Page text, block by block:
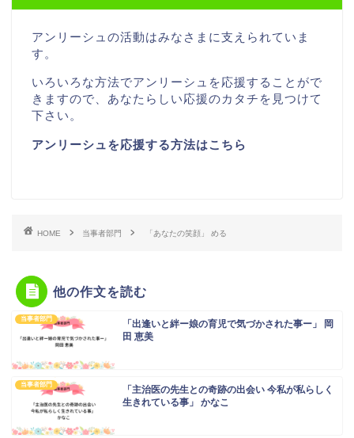
アンリーシュの活動はみなさまに支えられていま
す。
いろいろな方法でアンリーシュを応援することがで
きますので、あなたらしい応援のカタチを見つけて
下さい。
アンリーシュを応援する方法はこちら
HOME 当事者部門 「あなたの笑顔」 める
他の作文を読む
当事者部門
「出逢いと絆ー娘の育児で気づかされた事ー」 岡
田 恵美
当事者部門
「主治医の先生との奇跡の出会い 今私が私らしく
生きれている事」 かなこ